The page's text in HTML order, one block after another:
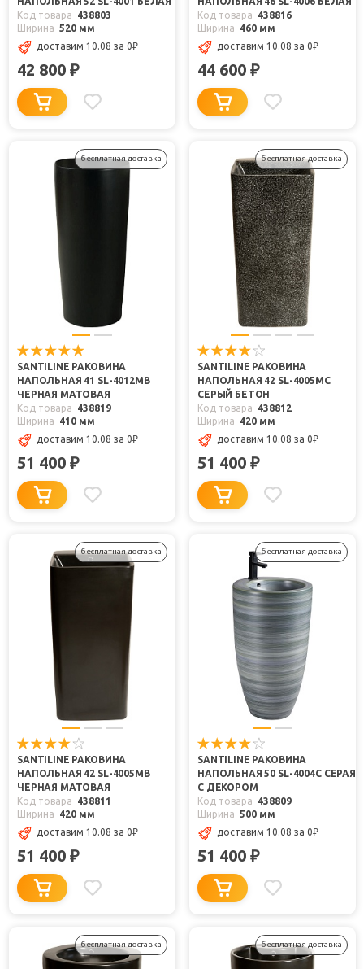
Код товара
438803
Ширина 520 мм
доставим 10.08 за 0₽
42 800 ₽
Код товара
438816
Ширина
460 мм
доставим 10.08 за 0₽
44 600 ₽
бесплатная доставка
SANTILINE РАКОВИНА
НАПОЛЬНАЯ 41 SL-4012MB
ЧЕРНАЯ МАТОВАЯ
Код товара
438819
Ширина
410 мм
доставим 10.08 за 0₽
51 400 ₽
бесплатная доставка
SANTILINE РАКОВИНА
НАПОЛЬНАЯ 42 SL-4005MС
СЕРЫЙ БЕТОН
Код товара
438812
Ширина
420 мм
доставим 10.08 за 0₽
51 400 ₽
бесплатная доставка
SANTILINE РАКОВИНА
НАПОЛЬНАЯ 42 SL-4005MB
ЧЕРНАЯ МАТОВАЯ
Код товара
438811
Ширина
420 мм
доставим 10.08 за 0₽
51 400 ₽
бесплатная доставка
SANTILINE РАКОВИНА
НАПОЛЬНАЯ 50 SL-4004C СЕРАЯ
С ДЕКОРОМ
Код товара
438809
Ширина 500 мм
доставим 10.08 за 0₽
51 400 ₽
бесплатная доставка бесплатная доставка